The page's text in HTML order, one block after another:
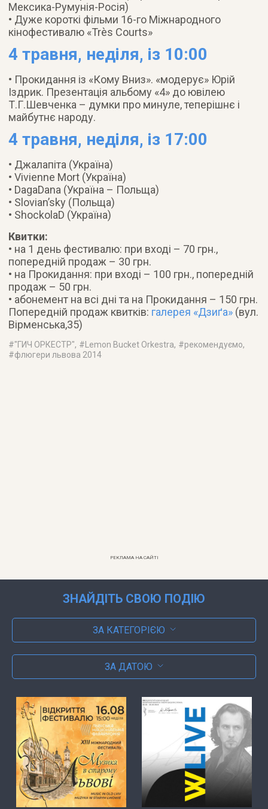
Мексика-Румунія-Росія)
• Дуже короткі фільми 16-го Міжнародного
кінофестивалю «Très Courts»
4 травня, неділя, із 10:00
• Прокидання із «Кому Вниз». «модерує» Юрій
Іздрик. Презентація альбому «4» до ювілею
Т.Г.Шевченка – думки про минуле, теперішнє і
майбутнє народу.
4 травня, неділя, із 17:00
• Джалапіта (Україна)
• Vivienne Mort (Україна)
• DagaDana (Україна – Польща)
• Slovian’sky (Польща)
• ShockolaD (Україна)
Квитки:
• на 1 день фестивалю: при вході – 70 грн.,
попередній продаж – 30 грн.
• на Прокидання: при вході – 100 грн., попередній
продаж – 50 грн.
• абонемент на всі дні та на Прокидання – 150 грн.
Попередній продаж квитків: галерея «Дзиґа» (вул.
Вірменська,35)
#"ГИЧ ОРКЕСТР", #Lemоn Bucket Orkestra, #рекомендуємо,
#флюгери львова 2014
РЕКЛАМА НА САЙТІ
ЗНАЙДІТЬ СВОЮ ПОДІЮ
ЗА КАТЕГОРІЄЮ
ЗА ДАТОЮ